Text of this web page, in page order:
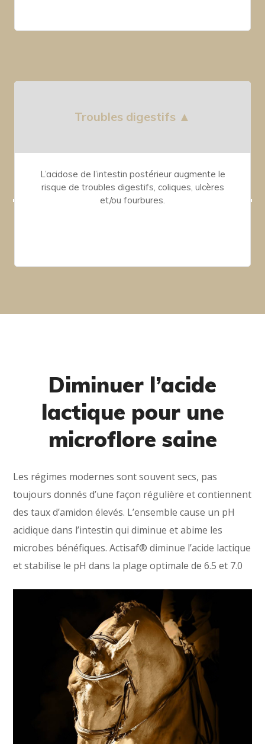
Troubles digestifs ▲
L’acidose de l’intestin postérieur augmente le
risque de troubles digestifs, coliques, ulcères
et/ou fourbures.
Diminuer l’acide
lactique pour une
microflore saine
Les régimes modernes sont souvent secs, pas
toujours donnés d’une façon régulière et contiennent
des taux d’amidon élevés. L’ensemble cause un pH
acidique dans l’intestin qui diminue et abime les
microbes bénéfiques. Actisaf® diminue l’acide lactique
et stabilise le pH dans la plage optimale de 6.5 et 7.0